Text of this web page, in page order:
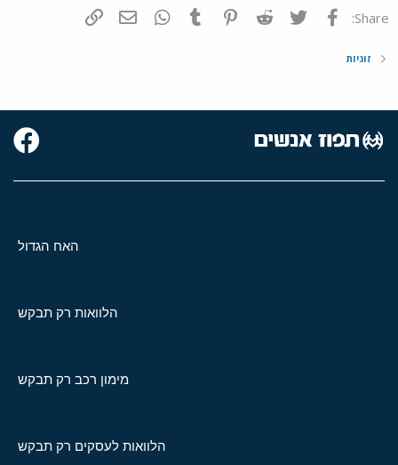
Share: פייסבוק Twitter
Reddit
Pinterest
Tumblr
WhatsAppדואר אלקטרוני
זוגיות
האח הגדול
הלוואות רק תבקש
מימון רכב רק תבקש
הלוואות לעסקים רק תבקש